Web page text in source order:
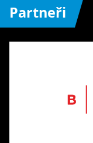
Partneři